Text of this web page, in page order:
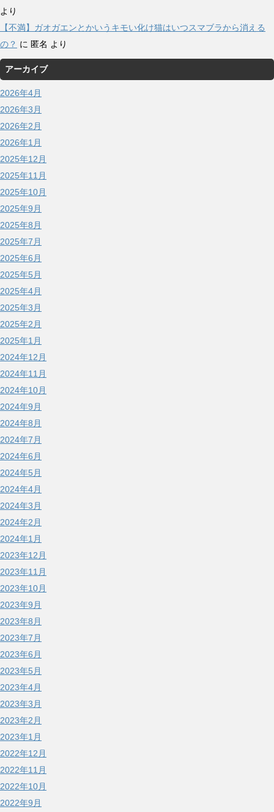
より
【不満】ガオガエンとかいうキモい化け猫はいつスマブラから消える
の？ に 匿名 より
アーカイブ
2026年4月
2026年3月
2026年2月
2026年1月
2025年12月
2025年11月
2025年10月
2025年9月
2025年8月
2025年7月
2025年6月
2025年5月
2025年4月
2025年3月
2025年2月
2025年1月
2024年12月
2024年11月
2024年10月
2024年9月
2024年8月
2024年7月
2024年6月
2024年5月
2024年4月
2024年3月
2024年2月
2024年1月
2023年12月
2023年11月
2023年10月
2023年9月
2023年8月
2023年7月
2023年6月
2023年5月
2023年4月
2023年3月
2023年2月
2023年1月
2022年12月
2022年11月
2022年10月
2022年9月